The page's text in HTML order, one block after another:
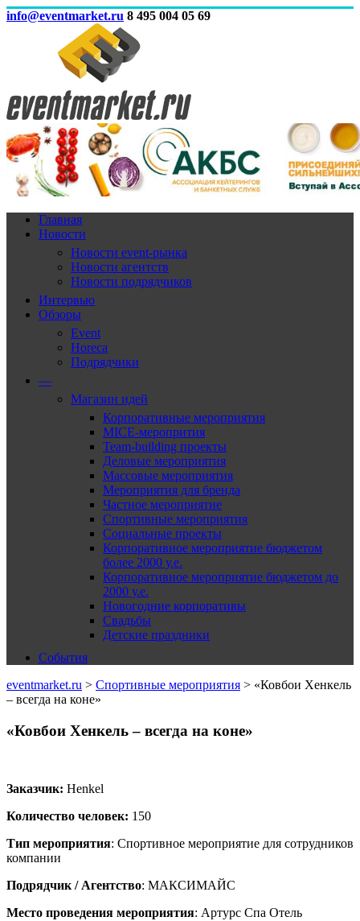
info@eventmarket.ru 8 495 004 05 69
Главная
Новости
Новости event-рынка
Новости агентств
Новости подрядчиков
Интервью
Обзоры
Event
Horeca
Подрядчики
—
Магазин идей
Корпоративные мероприятия
MICE-меропрития
Team-building проекты
Деловые мероприятия
Массовые мероприятия
Мероприятия для бренда
Частное мероприятие
Спортивные мероприятия
Социальные проекты
Корпоративное мероприятие бюджетом
более 2000 у.е.
Корпоративное мероприятие бюджетом до
2000 у.е.
Новогодние корпоративы
Свадьбы
Детские праздники
События
eventmarket.ru > Спортивные мероприятия > «Ковбои Хенкель
– всегда на коне»
«Ковбои Хенкель – всегда на коне»
Заказчик: Henkel
Количество человек: 150
Тип мероприятия: Спортивное мероприятие для сотрудников
компании
Подрядчик / Агентство: МАКСИМАЙС
Место проведения мероприятия: Артурс Спа Отель